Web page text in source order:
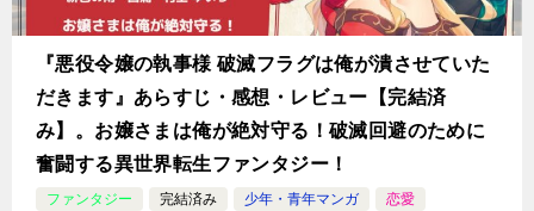
『悪役令嬢の執事様 破滅フラグは俺が潰させていた
だきます』あらすじ・感想・レビュー【完結済
み】。お嬢さまは俺が絶対守る！破滅回避のために
奮闘する異世界転生ファンタジー！
ファンタジー 完結済み 少年・青年マンガ 恋愛